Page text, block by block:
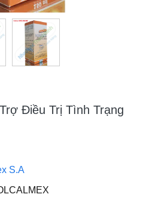
Điều Trị Tình Trạng
S.A